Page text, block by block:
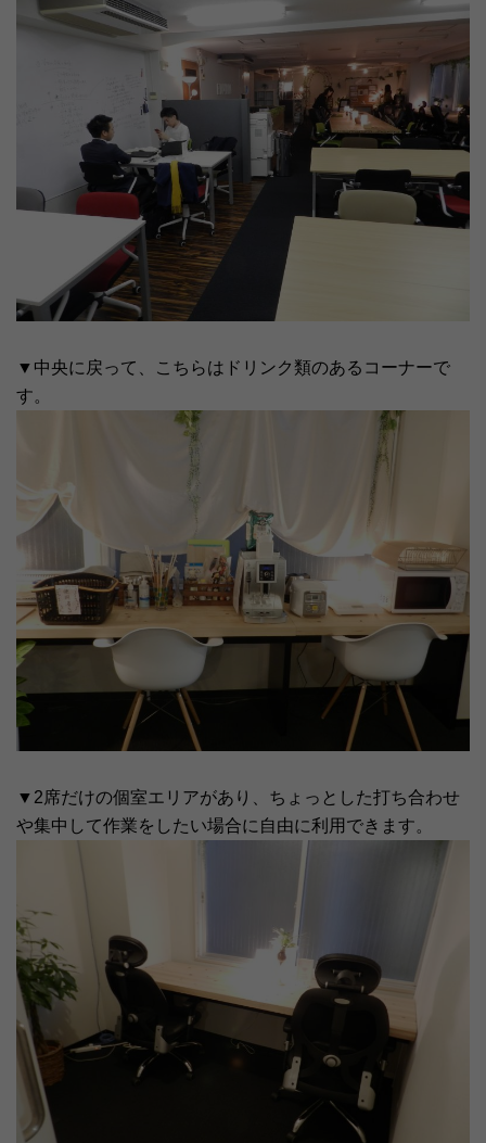
▼中央に戻って、こちらはドリンク類のあるコーナーで
す。
▼2席だけの個室エリアがあり、ちょっとした打ち合わせ
や集中して作業をしたい場合に自由に利用できます。